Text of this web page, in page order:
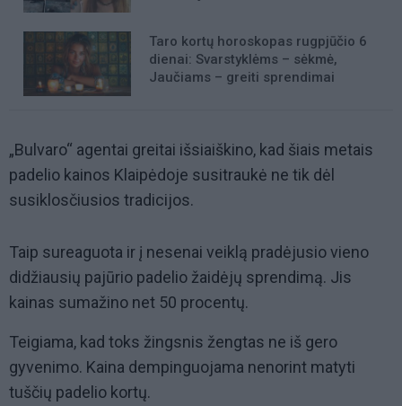
Taro kortų horoskopas rugpjūčio 6
dienai: Svarstyklėms – sėkmė,
Jaučiams – greiti sprendimai
„Bulvaro“ agentai greitai išsiaiškino, kad šiais metais
padelio kainos Klaipėdoje susitraukė ne tik dėl
susiklosčiusios tradicijos.
Taip sureaguota ir į nesenai veiklą pradėjusio vieno
didžiausių pajūrio padelio žaidėjų sprendimą. Jis
kainas sumažino net 50 procentų.
Teigiama, kad toks žingsnis žengtas ne iš gero
gyvenimo. Kaina dempinguojama nenorint matyti
tuščių padelio kortų.